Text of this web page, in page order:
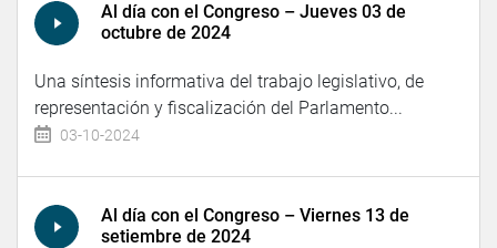
Al día con el Congreso – Jueves 03 de
octubre de 2024
Una síntesis informativa del trabajo legislativo, de
representación y fiscalización del Parlamento...
03-10-2024
Al día con el Congreso – Viernes 13 de
setiembre de 2024